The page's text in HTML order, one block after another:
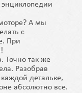
А мы
с
При
Точно так же
Разобрав
детальке,
абсолютно все.